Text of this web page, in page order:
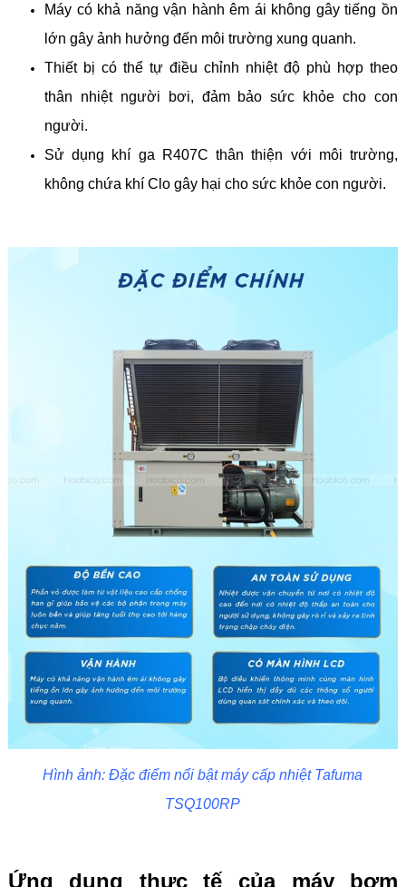
Máy có khả năng vận hành êm ái không gây tiếng ồn
lớn gây ảnh hưởng đến môi trường xung quanh.
Thiết bị có thể tự điều chỉnh nhiệt độ phù hợp theo
thân nhiệt người bơi, đảm bảo sức khỏe cho con
người.
Sử dụng khí ga R407C thân thiện với môi trường,
không chứa khí Clo gây hại cho sức khỏe con người.
Hình ảnh: Đặc điểm nổi bật máy cấp nhiệt Tafuma
TSQ100RP
Ứng dụng thực tế của máy bơm